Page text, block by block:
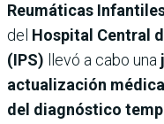
Reumáticas
del Hospital Central
(IPS) llevó a cabo una
actualización médica
del diagnóstico